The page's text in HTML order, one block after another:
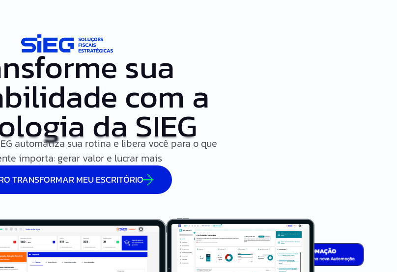
sua
com a
da SIEG
automatiza sua rotina e libera você para o que
importa: gerar valor e lucrar mais
TRANSFORMAR MEU ESCRITÓRIO